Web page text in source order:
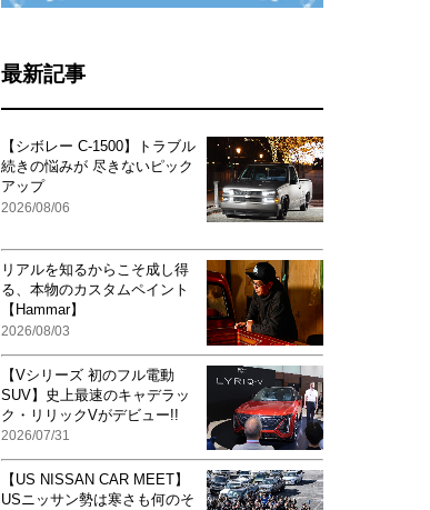
最新記事
【シボレー C-1500】トラブル
続きの悩みが 尽きないピック
アップ
2026/08/06
リアルを知るからこそ成し得
る、本物のカスタムペイント
【Hammar】
2026/08/03
【Vシリーズ 初のフル電動
SUV】史上最速のキャデラッ
ク・リリックVがデビュー!!
2026/07/31
【US NISSAN CAR MEET】
USニッサン勢は寒さも何のそ